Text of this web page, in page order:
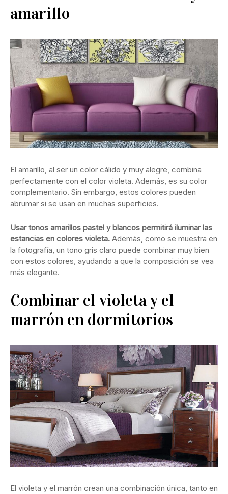
amarillo
El amarillo, al ser un color cálido y muy alegre, combina
perfectamente con el color violeta. Además, es su color
complementario. Sin embargo, estos colores pueden
abrumar si se usan en muchas superficies.
Usar tonos amarillos pastel y blancos permitirá iluminar las
estancias en colores violeta. Además, como se muestra en
la fotografía, un tono gris claro puede combinar muy bien
con estos colores, ayudando a que la composición se vea
más elegante.
Combinar el violeta y el
marrón en dormitorios
El violeta y el marrón crean una combinación única, tanto en